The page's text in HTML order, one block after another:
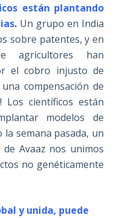
están plantando
.Un grupo en India
sobre patentes, y en
agricultores han
el cobro injusto de
compensación de
Los científicos están
modelos de
semana pasada, un
Avaaz nos unimos
no genéticamente
y unida, puede